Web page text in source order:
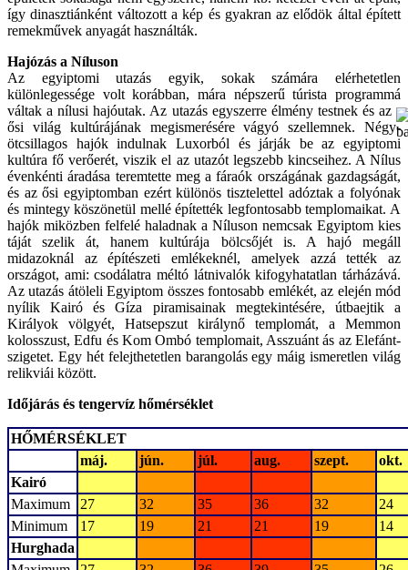
így dinasztiánként változott a kép és gyakran az elődök által épített
remekművek anyagát használták.
Hajózás a Níluson
Az egyiptomi utazás egyik, sokak számára elérhetetlen
különlegessége volt korábban, mára népszerű túrista programmá
váltak a nílusi hajóutak. Az utazás egyszerre élmény testnek és az
ősi világ kultúrájának megismerésére vágyó szellemnek. Négy-
ötcsillagos hajók indulnak Luxorból és járják be az egyiptomi
kultúra fő verőerét, viszik el az utazót legszebb kincseihez. A Nílus
évenkénti áradása teremtette meg a fáraók országának gazdagságát,
és az ősi egyiptomban ezért különös tisztelettel adóztak a folyónak
és mintegy köszönetül mellé építették legfontosabb templomaikat. A
hajók miközben felfelé haladnak a Níluson nemcsak Egyiptom kies
táját szelik át, hanem kultúrája bölcsőjét is. A hajó megáll
midazoknál az építészeti emlékeknél, amelyek azzá tették az
országot, ami: csodálatra méltó látnivalók kifogyhatatlan tárházává.
Az utazás átöleli Egyiptom összes fontosabb emlékét, az elején mód
nyílik Kairó és Gíza piramisainak megtekintésére, útbaejtik a
Királyok völgyét, Hatsepszut királynő templomát, a Memmon
kolosszust, Edfu és Kom Ombó templomait, Asszuánt ás az Elefánt-
szigetet. Egy hét felejthetetlen barangolás egy máig ismeretlen világ
relikviái között.
Időjárás és tengervíz hőmérséklet
HŐMÉRSÉKLET
máj.
jún. júl. aug. szept.
okt.
Kairó
Maximum
27 32 35 36 32
24
Minimum
17 19 21 21 19
14
Hurghada